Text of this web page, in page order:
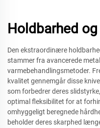
Holdbarhed
Den ekstraordinære
stammer fra avancerede
varmebehandlingsmetoder.
kvalitet gennemgår disse
som forbedrer deres
optimal fleksibilitet for at
omhyggeligt beregnede
beholder deres skarphed